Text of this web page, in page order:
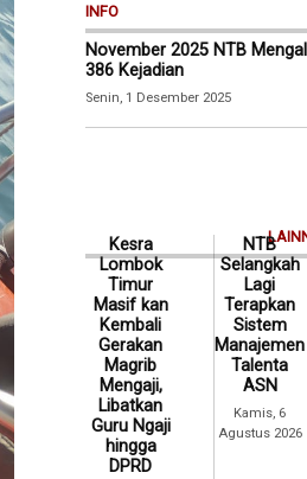
INFO
November 2025 NTB
386 Kejadian
Senin, 1 Desember 2025
Kesra
Lombok
Timur
Masif kan
Kembali
Gerakan
Magrib
Mengaji,
Libatkan
Guru Ngaji
hingga
DPRD
NTB
Selangkah
Lagi
Terapkan
Sistem
Manajemen
Talenta
ASN
Kamis, 6
Agustus 2026